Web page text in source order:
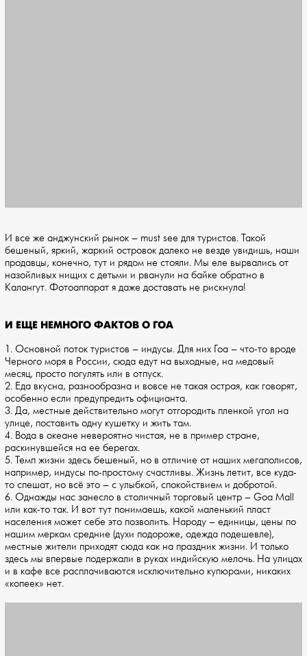
И все же анджунский рынок – must see для туристов. Такой
бешеный, яркий, жаркий островок далеко не везде увидишь, наши
продавцы, конечно, тут и рядом не стояли. Мы еле вырвались от
назойливых нищих с детьми и рванули на байке обратно в
Калангут. Фотоаппарат я даже доставать не рискнула!
И ЕЩЕ НЕМНОГО ФАКТОВ О ГОА
1. Основной поток туристов – индусы. Для них Гоа – что-то вроде
Черного моря в России, сюда едут на выходные, на медовый
месяц, просто погулять или в отпуск.
2. Еда вкусна, разнообразна и вовсе не такая острая, как говорят,
особенно если предупредить официанта.
3. Да, местные действительно могут отгородить пленкой угол на
улице, поставить одну кушетку и жить там.
4. Вода в океане невероятно чистая, не в пример стране,
раскинувшейся на ее берегах.
5. Темп жизни здесь бешеный, но в отличие от наших мегаполисов,
например, индусы по-простому счастливы. Жизнь летит, все куда-
то спешат, но всё это – с улыбкой, спокойствием и добротой.
6. Однажды нас занесло в столичный торговый центр – Goa Mall
или как-то так. И вот тут понимаешь, какой маленький пласт
населения может себе это позволить. Народу – единицы, цены по
нашим меркам средние (духи подороже, одежда подешевле),
местные жители приходят сюда как на праздник жизни. И только
здесь мы впервые подержали в руках индийскую мелочь. На улицах
и в кафе все расплачиваются исключительно купюрами, никаких
«копеек» нет.